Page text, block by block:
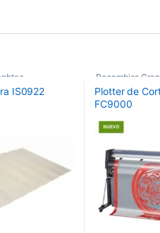
IS0922
Recambios
Plotter de
FC9000